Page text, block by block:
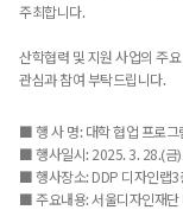
주최합니다.
산학협력 및 지원 사업의 주
관심과 참여 부탁드립니다.
■ 행 사 명: 대학 협업 프로그
■ 행사일시: 2025. 3. 28.(금
■ 행사장소: DDP 디자인랩3
■ 주요내용: 서울디자인재단